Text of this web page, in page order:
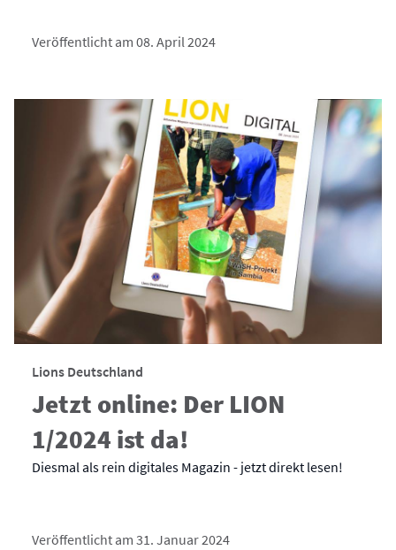
Veröffentlicht am 08. April 2024
Lions Deutschland
Jetzt online: Der LION
1/2024 ist da!
Diesmal als rein digitales Magazin - jetzt direkt lesen!
Veröffentlicht am 31. Januar 2024